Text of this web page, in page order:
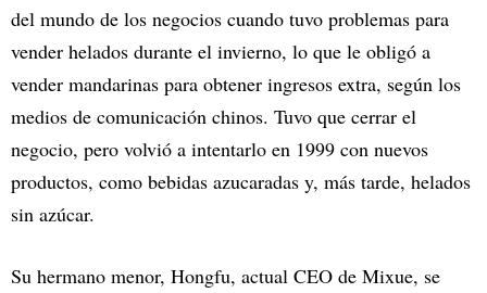
del mundo de los negocios cuando tuvo problemas para
vender helados durante el invierno, lo que le obligó a
vender mandarinas para obtener ingresos extra, según los
medios de comunicación chinos. Tuvo que cerrar el
negocio, pero volvió a intentarlo en 1999 con nuevos
productos, como bebidas azucaradas y, más tarde, helados
sin azúcar.
Su hermano menor, Hongfu, actual CEO de Mixue, se